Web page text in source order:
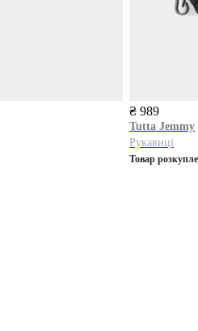
₴ 989
Tutta Jemmy
Рукавиці
Товар